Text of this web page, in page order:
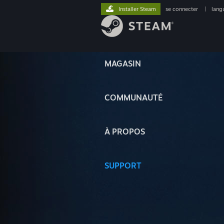
MAGASIN
COMMUNAUTÉ
À PROPOS
SUPPORT
Installer Steam se connecter